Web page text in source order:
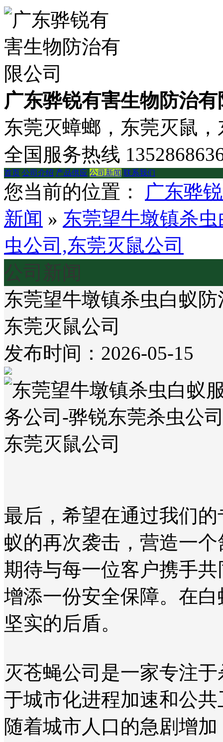
广东骅锐有害生物防治
东莞灭蟑螂，东莞灭鼠
全国服务热线
首页 公司介绍 产品供应 公司新闻 联系我们
您当前的位置：
广东骅
新闻 » 东莞望牛墩镇杀
虫公司,东莞灭鼠公司
公司新闻
东莞望牛墩镇杀虫白蚁
东莞灭鼠公司
发布时间：2026-05-15
最后，希望在通过我们
蚁的再次袭击，营造一
期待与每一位客户携手
增添一份安全保障。在
坚实的后盾。
灭苍蝇公司是一家专注
于城市化进程加速和公
随着城市人口的急剧增